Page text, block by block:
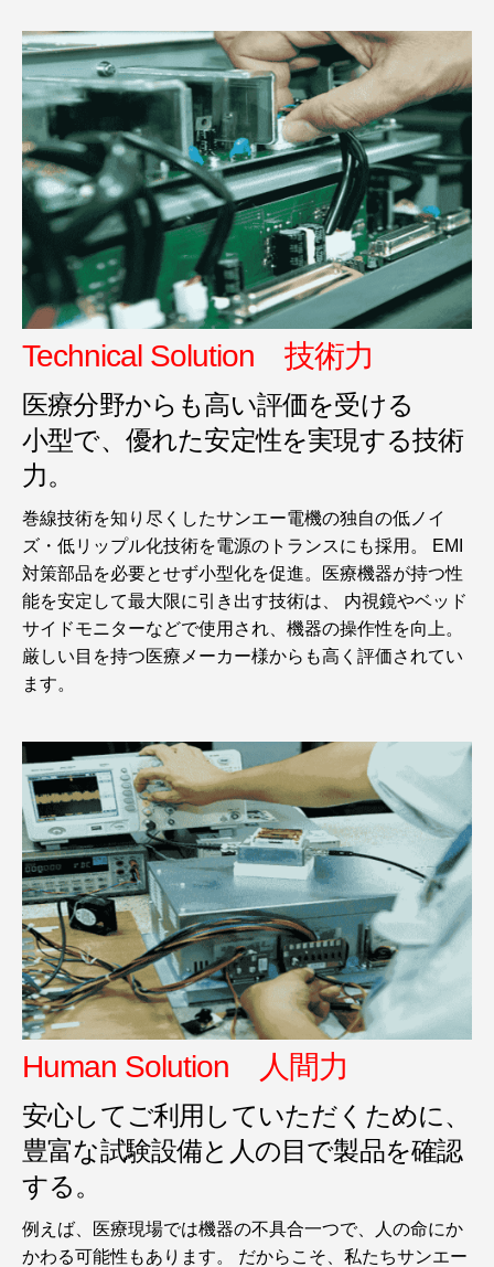
Technical Solution 技術力
医療分野からも高い評価を受ける
小型で、優れた安定性を実現する技術
力。
巻線技術を知り尽くしたサンエー電機の独自の低ノイ
ズ・低リップル化技術を電源のトランスにも採用。 EMI
対策部品を必要とせず小型化を促進。医療機器が持つ性
能を安定して最大限に引き出す技術は、 内視鏡やベッド
サイドモニターなどで使用され、機器の操作性を向上。
厳しい目を持つ医療メーカー様からも高く評価されてい
ます。
Human Solution 人間力
安心してご利用していただくために、
豊富な試験設備と人の目で製品を確認
する。
例えば、医療現場では機器の不具合一つで、人の命にか
かわる可能性もあります。 だからこそ、私たちサンエー